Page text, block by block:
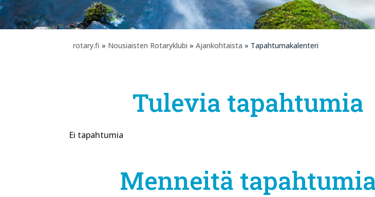
rotary.fi » Nousiaisten Rotaryklubi » Ajankohtaista » Tapahtumakalenteri
Tulevia tapahtumia
Ei tapahtumia
Menneitä